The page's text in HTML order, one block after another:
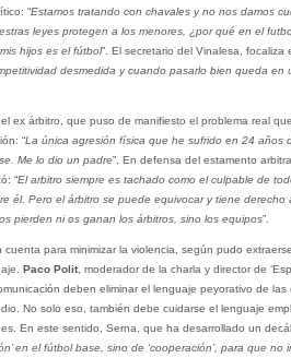
“Estamos tratando con chavales y no nos damos
leyes protegen a los menores, ¿por qué en el
hijos es el fútbol”. El secretario del Vinalesa,
desmedida y cuando pasarlo bien queda en
ex árbitro, que puso de manifiesto el problema real que
“La única agresión física que he sufrido en 24 años
Me lo dio un padre”. En defensa del estamento
“El arbitro siempre es tachado como el culpable de
él. Pero el árbitro se puede equivocar y tiene derecho
pierden ni os ganan los árbitros, sino los equipos”.
para minimizar la violencia, según pudo
Paco Polit, moderador de la charla y director de
deben eliminar el lenguaje peyorativo de las
No solo eso, también debe cuidarse el lenguaje
En este sentido, Serna, que ha desarrollado un
en el fútbol base, sino de ‘cooperación’, para que